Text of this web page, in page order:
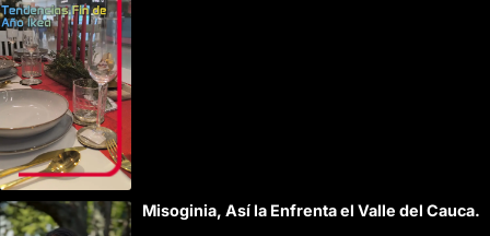
Misoginia, Así la Enfrenta el Valle del Cauca.